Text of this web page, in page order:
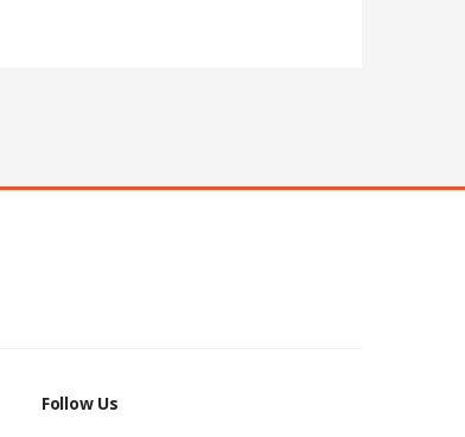
Follow Us